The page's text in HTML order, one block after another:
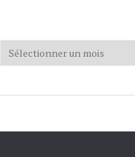
Archives